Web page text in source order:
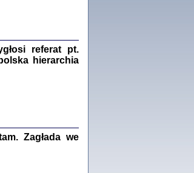
referat pt.
hierarchia
Zagłada we